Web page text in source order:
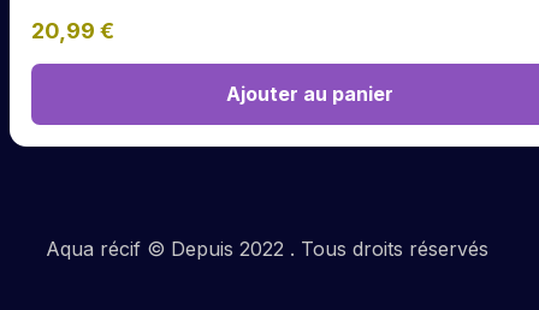
20,99 €
Ajouter au panier
Aqua récif © Depuis 2022 . Tous droits réservés